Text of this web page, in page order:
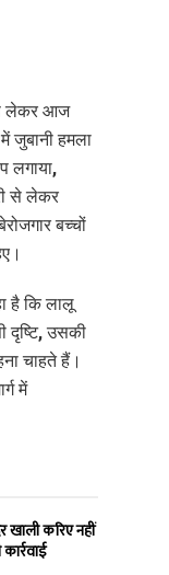
लेकर आज
जुबानी हमला
लगाया,
से लेकर
बच्चों
है कि लालू
दृष्टि, उसकी
चाहते हैं।
में
खाली करिए नहीं